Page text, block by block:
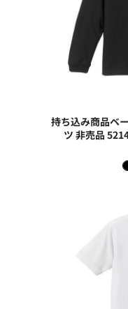
持ち込み商品ベ
ツ 非売品